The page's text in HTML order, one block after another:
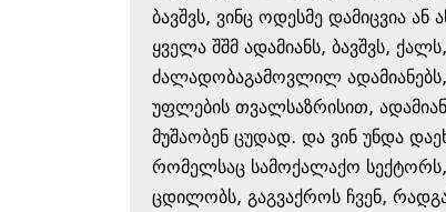
ბავშვს, ვინც ოდესმე დამიცვია ან
ყველა შშმ ადამიანს, ბავშვს,
ძალადობაგამოვლილ
უფლების თვალსაზრისით,
მუშაობენ ცუდად. და ვინ უნდა
რომელსაც სამოქალაქო სექტორს,
ცდილობს, გაგვაქროს ჩვენ,